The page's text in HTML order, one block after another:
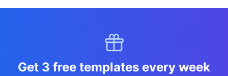
Get 3 free templates every week